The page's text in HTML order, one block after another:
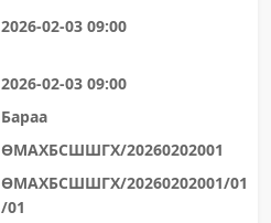
2026-02-03 09:00
2026-02-03 09:00
Бараа
ӨМАХБСШШГХ/20260202001
ӨМАХБСШШГХ/20260202001/01
/01